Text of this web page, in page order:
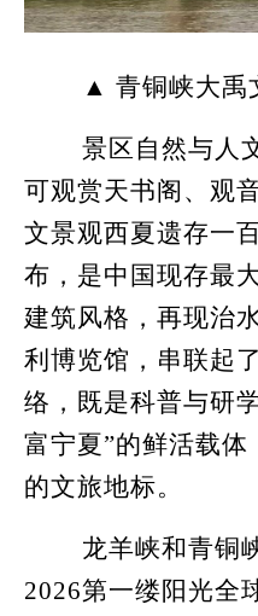
▲ 青铜峡大禹文
景区自然与人文
可观赏天书阁、观
文景观西夏遗存一
布，是中国现存最
建筑风格，再现治
利博览馆，串联起
络，既是科普与研
富宁夏”的鲜活载
的文旅地标。
龙羊峡和青铜峡
2026第一缕阳光全